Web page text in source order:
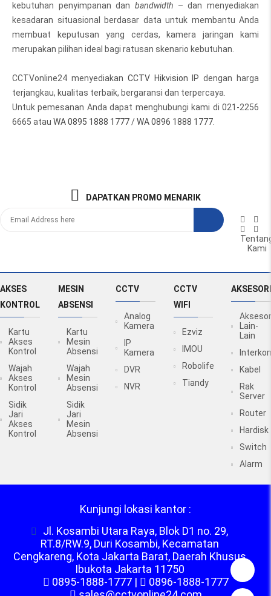
kebutuhan penyimpanan dan bandwidth – dan menyediakan
kesadaran situasional berdasar data untuk membantu Anda
membuat keputusan yang cerdas, kamera jaringan kami
merupakan pilihan ideal bagi ratusan skenario kebutuhan.
CCTVonline24 menyediakan CCTV Hikvision IP dengan harga
terjangkau, kualitas terbaik, bergaransi dan terpercaya.
Untuk pemesanan Anda dapat menghubungi kami di 021-2256
6665 atau WA 0895 1888 1777/WA 0896 1888 1777
DAPATKAN PROMO MENARIK
Kami
AKSES
KONTROL
Kartu
Akses
Kontrol
Wajah
Akses
Kontrol
Sidik
Jari
Akses
Kontrol
MESIN
ABSENSI
Kartu
Mesin
Absensi
Wajah
Mesin
Absensi
Sidik
Jari
Mesin
Absensi
CCTV
Analog
Kamera
IP
Kamera
DVR
NVR
CCTV
WIFI
Ezviz
IMOU
Robolife
Tiandy
Lain-
Lain
Kabel
Rak
Server
Router
Hardisk
Switch
Alarm
Kunjungi lokasi kantor :
Jl. Kosambi Utara Raya, Blok D1 no. 29,
RT.8/RW.9, Duri Kosambi, Kecamatan
Cengkareng, Kota Jakarta Barat, Daerah Khusus
Ibukota Jakarta 11750
0895-1888-1777|
0896-1888-1777